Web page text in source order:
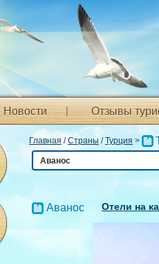
Новости Отзывы
Главная /Страны /Турция >
Аванос
Аванос Отели на